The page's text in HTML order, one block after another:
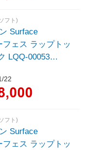
フト)
Surface
フェス ラップトッ
LQQ-00053
SSD：256GB
22
フト)
Surface
フェス ラップトッ